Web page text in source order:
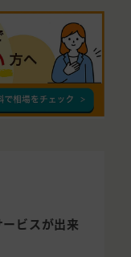
ビスが出来